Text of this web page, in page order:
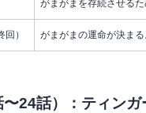
がまがまを存続させる
回） がまがまの運命が決ま
24話）：ティンガ